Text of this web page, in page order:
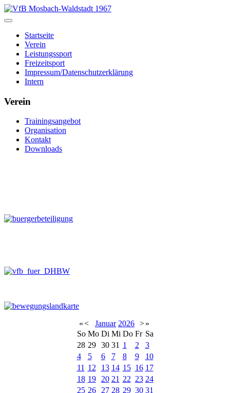
Startseite
Verein
Leistungssport
Freizeitsport
Impressum/Datenschutzerklärung
Intern
Verein
Trainingsangebot
Organisation
Kontakt
Downloads
«< Januar 2026 >»
So Mo Di Mi Do Fr Sa
28 29 30 31 1 2
3
4
5 6 7 8 9
10
11 12 13 14 15 16 17
18 19 20 21 22 23 24
25 26 27 28 29 30 31